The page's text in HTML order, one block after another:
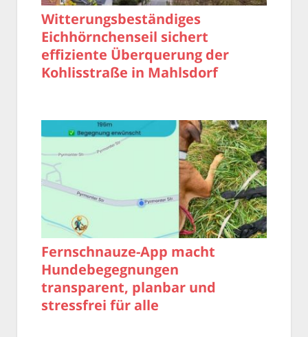
Witterungsbeständiges
Eichhörnchenseil sichert
effiziente Überquerung der
Kohlisstraße in Mahlsdorf
Fernschnauze-App macht
Hundebegegnungen
transparent, planbar und
stressfrei für alle